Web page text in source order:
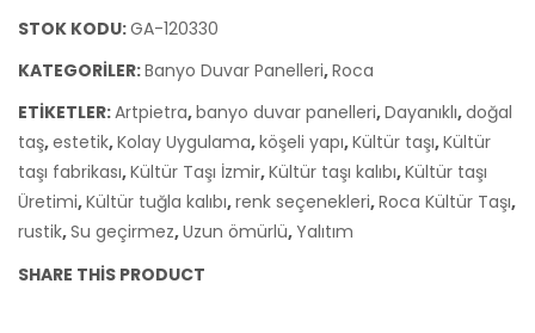
PERLA
STOK KODU:GA-120330
KATEGORILER:Banyo Duvar Panelleri,Roca
ETIKETLER:Artpietra,banyo duvar panelleri,Dayanıklı,doğal
taş,estetik,Kolay Uygulama,köşeli yapı,Kültür taşı,Kültür
taşı fabrikası,Kültür Taşı İzmir,Kültür taşı kalıbı,Kültür taşı
Üretimi,Kültür tuğla kalıbı,renk seçenekleri,Roca Kültür Taşı,
rustik,Su geçirmez,Uzun ömürlü,Yalıtım
SHARE THIS PRODUCT